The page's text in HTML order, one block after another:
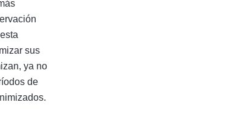
sus
ya no
de